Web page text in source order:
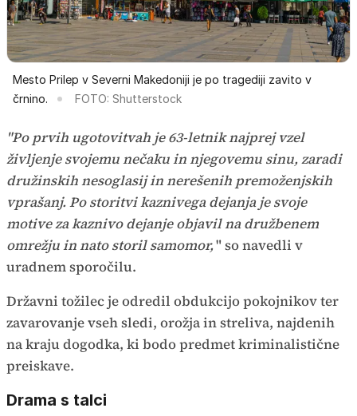
Mesto Prilep v Severni Makedoniji je po tragediji zavito v
črnino.
FOTO: Shutterstock
"Po prvih ugotovitvah je 63-letnik najprej vzel
življenje svojemu nečaku in njegovemu sinu, zaradi
družinskih nesoglasij in nerešenih premoženjskih
vprašanj. Po storitvi kaznivega dejanja je svoje
motive za kaznivo dejanje objavil na družbenem
omrežju in nato storil samomor," so navedli v
uradnem sporočilu.
Državni tožilec je odredil obdukcijo pokojnikov ter
zavarovanje vseh sledi, orožja in streliva, najdenih
na kraju dogodka, ki bodo predmet kriminalistične
preiskave.
Drama s talci